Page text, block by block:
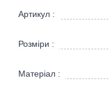
Артикул :
Розміри :
Матеріал :